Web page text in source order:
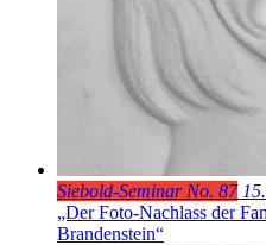
Siebold-Seminar No. 87
„Der Foto-Nachlass der
Brandenstein“